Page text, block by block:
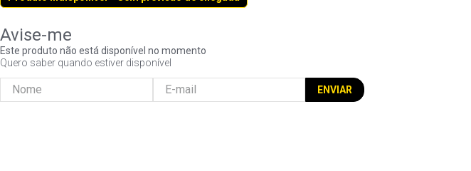
Este produto não está disponível no momento
Quero saber quando estiver disponível
ENVIAR